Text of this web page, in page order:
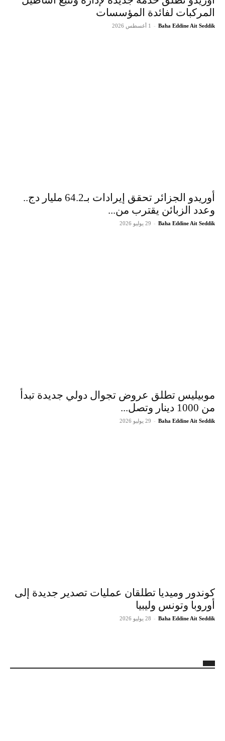
المركبات لفائدة المؤسسات
Baha Eddine Ait Seddik
- 1 أغسطس 2026
أوريدو الجزائر تحقق إيرادات بـ64.2 مليار دج..
وعدد الزبائن يقترب من...
Baha Eddine Ait Seddik
- 29 يوليو 2026
موبيليس تطلق عروض تجوال دولي جديدة تبدأ
من 1000 دينار وتصل...
Baha Eddine Ait Seddik
- 29 يوليو 2026
كوندور وميديا تطلقان عمليات تصدير جديدة إلى
أوروبا وتونس وليبيا
Baha Eddine Ait Seddik
- 28 يوليو 2026